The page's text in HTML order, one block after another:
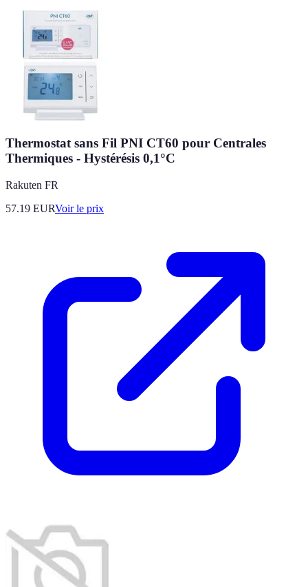
Thermostat sans Fil PNI CT60 pour Centrales
Thermiques - Hystérésis 0,1°C
Rakuten FR
57.19 EURVoir le prix